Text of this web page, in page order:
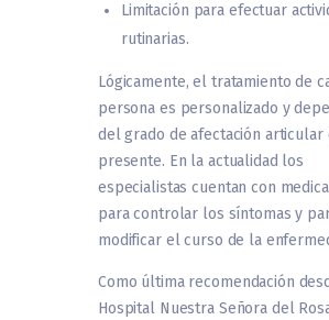
Limitación para efectuar
rutinarias.
Lógicamente, el tratamiento de
persona es personalizado y
del grado de afectación articular
presente. En la actualidad los
especialistas cuentan con
para controlar los síntomas y
modificar el curso de la
Como última recomendación
Hospital Nuestra Señora del